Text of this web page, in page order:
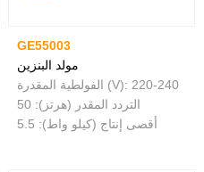
GE55003
مولد البنزين
الفولطية المقدرة (V): 220-240
التردد المقدر (هرتز): 50
أقصى إنتاج (كيلو واط): 5.5